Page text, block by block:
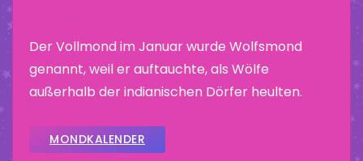
Der Vollmond im Januar wurde Wolfsmond
genannt, weil er auftauchte, als Wölfe
außerhalb der indianischen Dörfer heulten.
MONDKALENDER